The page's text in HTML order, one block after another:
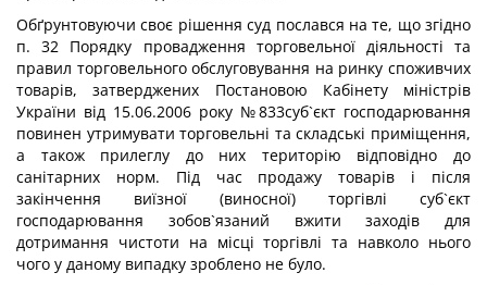
Обґрунтовуючи своє рішення суд послався на те, що згідно
п. 32 Порядку провадження торговельної діяльності та
правил торговельного обслуговування на ринку споживчих
товарів, затверджених Постановою Кабінету міністрів
України від 15.06.2006 року №833суб`єкт господарювання
повинен утримувати торговельні та складські приміщення,
а також прилеглу до них територію відповідно до
санітарних норм. Під час продажу товарів і після
закінчення виїзної (виносної) торгівлі суб`єкт
господарювання зобов`язаний вжити заходів для
дотримання чистоти на місці торгівлі та навколо нього
чого у даному випадку зроблено не було.